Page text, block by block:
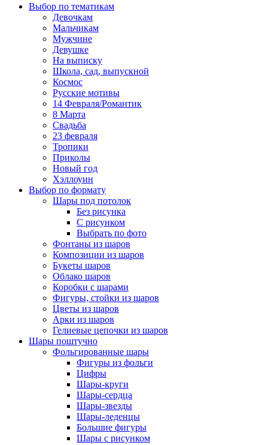
Выбор по тематикам
Девочкам
Мальчикам
Мужчине
Девушке
На выписку
Школа, сад, выпускной
Космос
Русские мотивы
14 Февраля/Романтик
8 Марта
Свадьба
23 февраля
Тропики
Приколы
Новый год
Хэллоуин
Выбор по формату
Шары под потолок
Без рисунка
С рисунком
Выбрать по фото
Фонтаны из шаров
Композиции из шаров
Букеты шаров
Облако шаров
Коробки с шарами
Фигуры, стойки из шаров
Цветы из шаров
Арки из шаров
Гелиевые цепочки из шаров
Шары поштучно
Фольгированные шары
Фигуры из фольги
Цифры
Шары-круги
Шары-сердца
Шары-звезды
Шары-леденцы
Большие фигуры
Шары с рисунком